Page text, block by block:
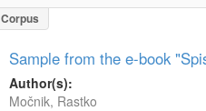
Corpus
Sample from the e-book
Author(s):
Močnik, Rastko